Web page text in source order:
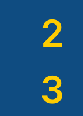
2
3